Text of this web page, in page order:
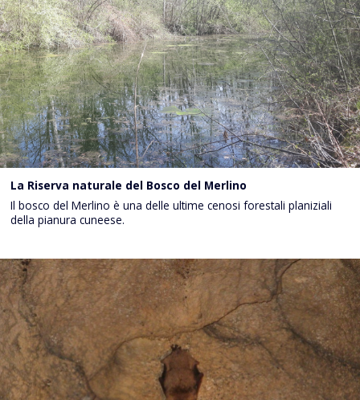
La Riserva naturale del Bosco del Merlino
Il bosco del Merlino è una delle ultime cenosi forestali planiziali
della pianura cuneese.